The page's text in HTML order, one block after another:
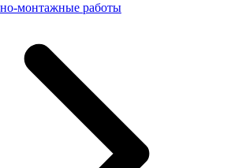
монтажные работы